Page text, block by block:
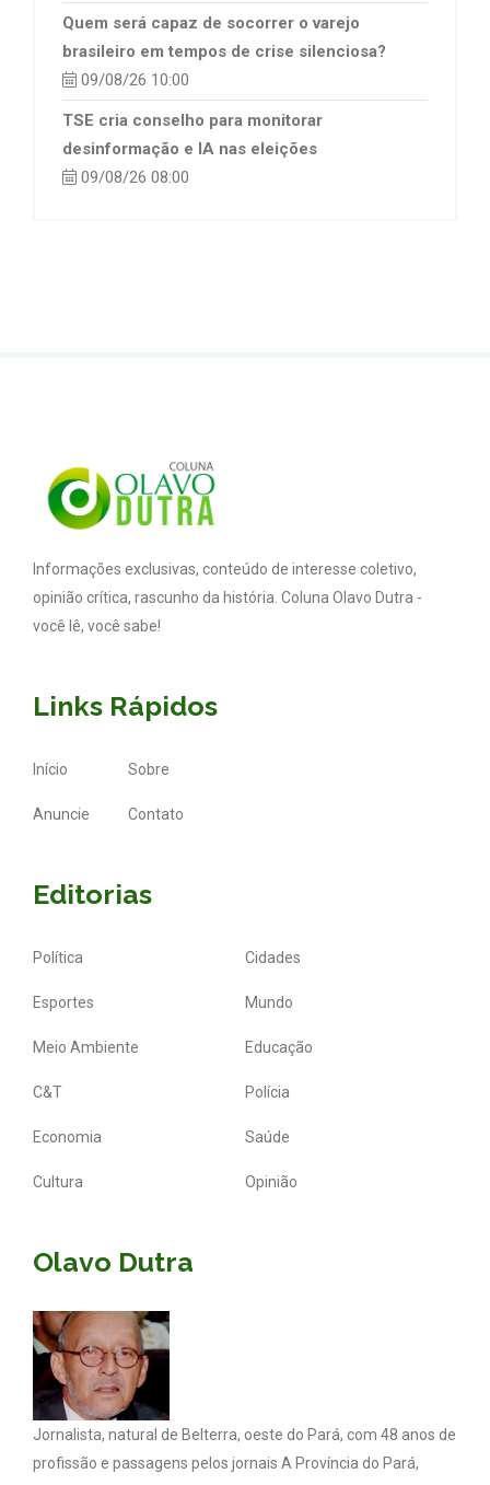
Quem será capaz de socorrer o varejo
brasileiro em tempos de crise silenciosa?
09/08/26 10:00
TSE cria conselho para monitorar
desinformação e IA nas eleições
09/08/26 08:00
Informações exclusivas, conteúdo de interesse coletivo,
opinião crítica, rascunho da história. Coluna Olavo Dutra -
você lê, você sabe!
Links Rápidos
Início Sobre
Anuncie Contato
Editorias
Política Cidades
Esportes Mundo
Meio Ambiente Educação
C&T Polícia
Economia Saúde
Cultura Opinião
Olavo Dutra
Jornalista, natural de Belterra, oeste do Pará, com 48 anos de
profissão e passagens pelos jornais A Província do Pará,